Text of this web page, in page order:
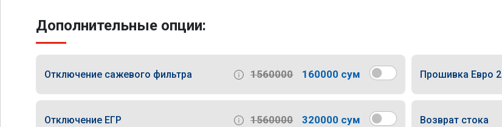
Дополнительные опции:
Отключение сажевого фильтра 1560000 160000 сум Прошивка Евро 2
Отключение ЕГР 1560000 320000 сум Возврат стока